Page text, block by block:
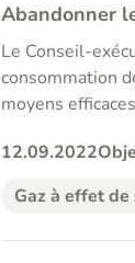
Abandonner
Le Conseil-
consommation
moyens
12.09.2022
Gaz à effet de